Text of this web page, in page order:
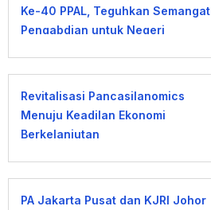
Ke-40 PPAL, Teguhkan Semangat
Pengabdian untuk Negeri
Revitalisasi Pancasilanomics
Menuju Keadilan Ekonomi
Berkelanjutan
PA Jakarta Pusat dan KJRI Johor